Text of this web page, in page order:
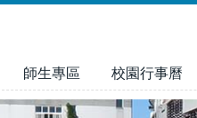
師生專區 校園行事曆